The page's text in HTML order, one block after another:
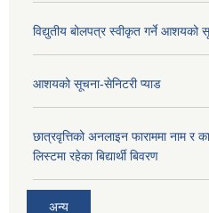
विद्युतीय बोलपत्र स्वीकृत गर्ने
आशयको सूचना-सेनिटरी प्याड
छात्रवृत्तिको अनलाइन फाराममा नाम
लिस्टमा रहेका बिद्यार्थी बिवरण
अन्य